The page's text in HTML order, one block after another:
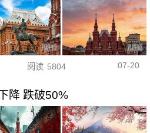
阅读 5804 07-20
降 跌破50%